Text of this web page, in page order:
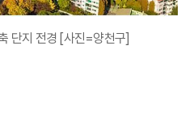
단지 전경 [사진=양천구]